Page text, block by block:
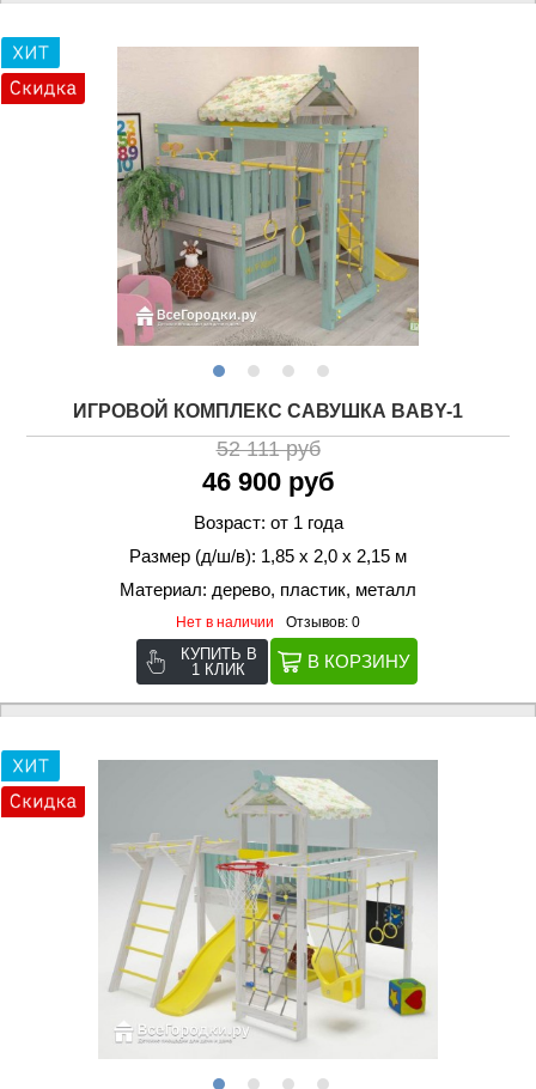
ИГРОВОЙ КОМПЛЕКС САВУШКА BABY-1
52 111 руб
46 900 руб
Возраст: от 1 года
Размер (д/ш/в): 1,85 х 2,0 х 2,15 м
Материал: дерево, пластик, металл
Нет в наличии Отзывов: 0
КУПИТЬ В
1 КЛИК